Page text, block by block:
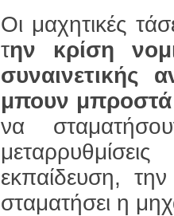
Οι μαχητικές
την κρίση
συναινετικής
μπουν μπροστά
να
εκπαίδευση,
σταματήσει η